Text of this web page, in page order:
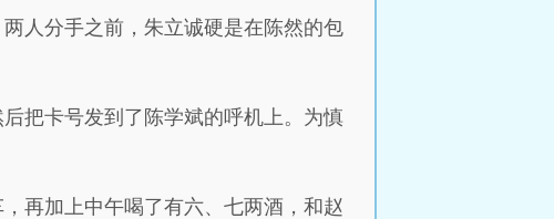
人分手之前，朱立诚硬是在陈然的包
把卡号发到了陈学斌的呼机上。为慎
再加上中午喝了有六、七两酒，和赵